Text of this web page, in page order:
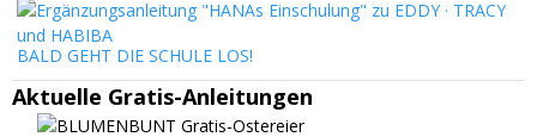
BALD GEHT DIE SCHULE LOS!
Aktuelle Gratis-Anleitungen